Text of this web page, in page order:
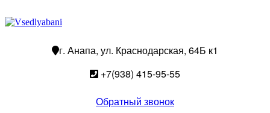
г. Анапа, ул. Краснодарская, 64Б к1
+7(938) 415-95-55
Обратный звонок